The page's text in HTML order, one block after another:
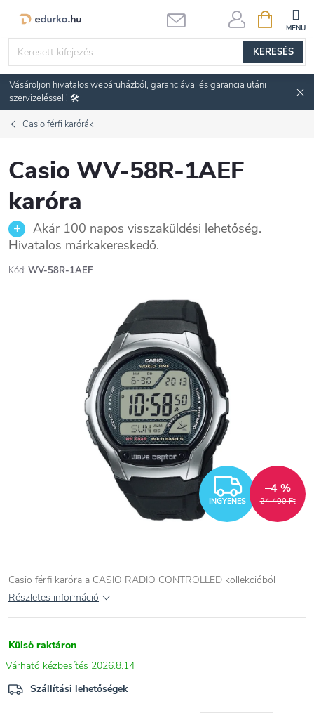
KERESÉS
KOSÁR
Vásároljon hivatalos webáruházból, garanciával és garancia utáni
szervizeléssel ! 🛠️
Casio férfi karórák
Casio WV-58R-1AEF
karóra
Akár 100 napos visszaküldési lehetőség.
Hivatalos márkakereskedő.
Kód: WV-58R-1AEF
INGYENES 24 400 Ft
–4 %
Casio férfi karóra a CASIO RADIO CONTROLLED kollekcióból
Részletes információ
Külső raktáron
2026.8.14
Szállítási lehetőségek